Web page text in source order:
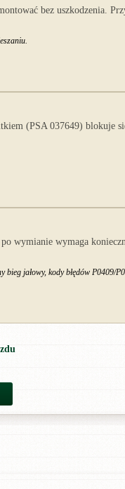
bez uszkodzenia.
(PSA 037649) blokuje
wymianie wymaga
jałowy, kody błędów P0409/